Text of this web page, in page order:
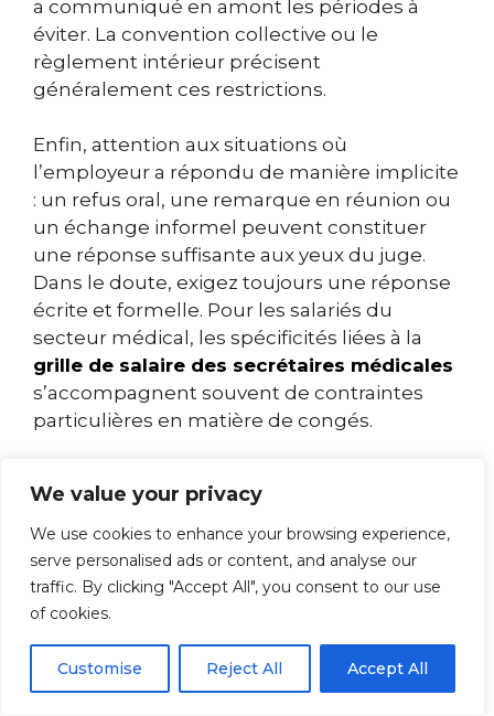
We value your privacy
We use cookies to enhance your browsing experience,
serve personalised ads or content, and analyse our
traffic. By clicking "Accept All", you consent to our use
of cookies.
Customise Reject All Accept All
a communiqué en amont les périodes à
éviter. La convention collective ou le
règlement intérieur précisent
généralement ces restrictions.
Enfin, attention aux situations où
l’employeur a répondu de manière implicite
: un refus oral, une remarque en réunion ou
un échange informel peuvent constituer
une réponse suffisante aux yeux du juge.
Dans le doute, exigez toujours une réponse
écrite et formelle. Pour les salariés du
secteur médical, les spécificités liées à la
grille de salaire des secrétaires médicales
s’accompagnent souvent de contraintes
particulières en matière de congés.
Les délais de prévenance
: une obligation à double
tranchant
Le délai de prévenance protège l’employeur
remplacement ou la continuité du service.
Mais il protège aussi le salarié : une fois ce